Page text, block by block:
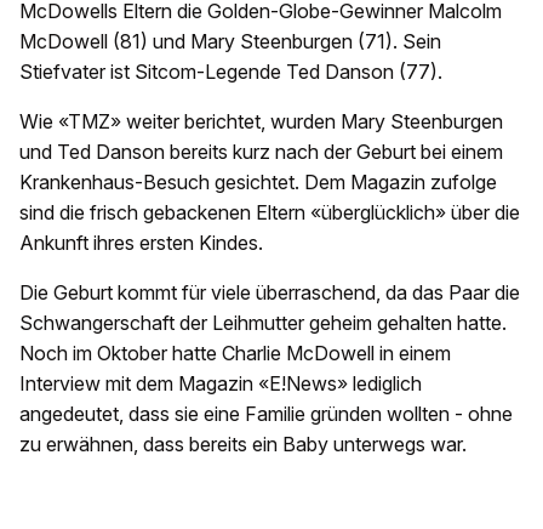
McDowells Eltern die Golden-Globe-Gewinner Malcolm
McDowell (81) und Mary Steenburgen (71). Sein
Stiefvater ist Sitcom-Legende Ted Danson (77).
Wie «TMZ» weiter berichtet, wurden Mary Steenburgen
und Ted Danson bereits kurz nach der Geburt bei einem
Krankenhaus-Besuch gesichtet. Dem Magazin zufolge
sind die frisch gebackenen Eltern «überglücklich» über die
Ankunft ihres ersten Kindes.
Die Geburt kommt für viele überraschend, da das Paar die
Schwangerschaft der Leihmutter geheim gehalten hatte.
Noch im Oktober hatte Charlie McDowell in einem
Interview mit dem Magazin «E!News» lediglich
angedeutet, dass sie eine Familie gründen wollten - ohne
zu erwähnen, dass bereits ein Baby unterwegs war.